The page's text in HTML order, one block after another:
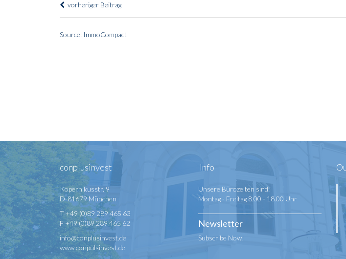
vorheriger Beitrag
Source: ImmoCompact
conplusinvest
Kopernikusstr. 9
D-81679 München
T +49 (0)89 289 465 63
F +49 (0)89 289 465 62
info@conplusinvest.de
www.conpulsinvest.de
Info
Unsere Bürozeiten sind:
Montag - Freitag 8.00 - 18.00 Uhr
Newsletter
Subscribe Now!